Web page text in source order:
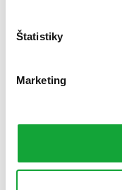
Štatistiky
Marketing